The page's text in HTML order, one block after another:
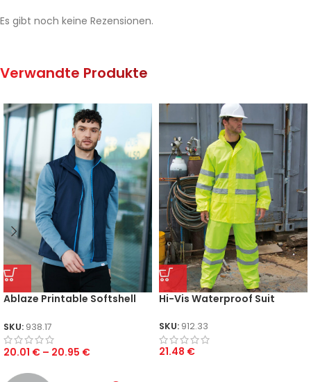
Es gibt noch keine Rezensionen.
Verwandte Produkte
Ablaze Printable Softshell
SKU: 938.17
20.01 € – 20.95 €
Hi-Vis Waterproof Suit
SKU: 912.33
21.48 €